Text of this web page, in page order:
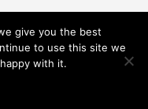
Rights Reserved.
byAlx
give you the best
to use this site we
with it.